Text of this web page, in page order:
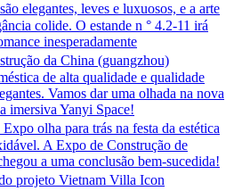
elegantes, leves e luxuosos, e a arte
colide. O estande n ° 4.2-11 irá
inesperadamente
da China (guangzhou)
de alta qualidade e qualidade
Vamos dar uma olhada na nova
imersiva Yanyi Space!
olha para trás na festa da estética
A Expo de Construção de
a uma conclusão bem-sucedida!
projeto Vietnam Villa Icon